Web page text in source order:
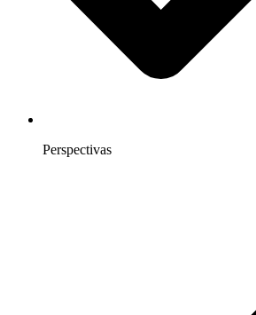
Perspectivas